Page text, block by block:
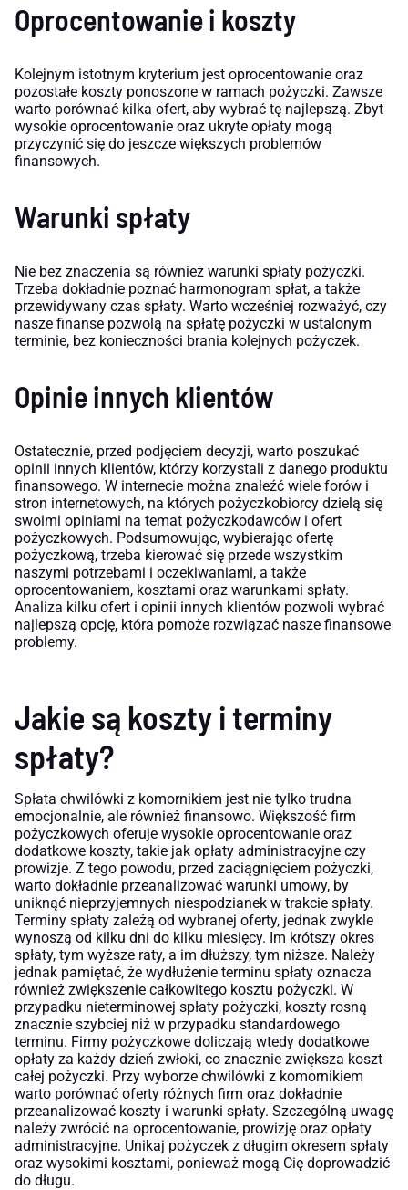
Oprocentowanie i koszty
Kolejnym istotnym kryterium jest oprocentowanie oraz
pozostałe koszty ponoszone w ramach pożyczki. Zawsze
warto porównać kilka ofert, aby wybrać tę najlepszą. Zbyt
wysokie oprocentowanie oraz ukryte opłaty mogą
przyczynić się do jeszcze większych problemów
finansowych.
Warunki spłaty
Nie bez znaczenia są również warunki spłaty pożyczki.
Trzeba dokładnie poznać harmonogram spłat, a także
przewidywany czas spłaty. Warto wcześniej rozważyć, czy
nasze finanse pozwolą na spłatę pożyczki w ustalonym
terminie, bez konieczności brania kolejnych pożyczek.
Opinie innych klientów
Ostatecznie, przed podjęciem decyzji, warto poszukać
opinii innych klientów, którzy korzystali z danego produktu
finansowego. W internecie można znaleźć wiele forów i
stron internetowych, na których pożyczkobiorcy dzielą się
swoimi opiniami na temat pożyczkodawców i ofert
pożyczkowych. Podsumowując, wybierając ofertę
pożyczkową, trzeba kierować się przede wszystkim
naszymi potrzebami i oczekiwaniami, a także
oprocentowaniem, kosztami oraz warunkami spłaty.
Analiza kilku ofert i opinii innych klientów pozwoli wybrać
najlepszą opcję, która pomoże rozwiązać nasze finansowe
problemy.
Jakie są koszty i terminy
spłaty?
Spłata chwilówki z komornikiem jest nie tylko trudna
emocjonalnie, ale również finansowo. Większość firm
pożyczkowych oferuje wysokie oprocentowanie oraz
dodatkowe koszty, takie jak opłaty administracyjne czy
prowizje. Z tego powodu, przed zaciągnięciem pożyczki,
warto dokładnie przeanalizować warunki umowy, by
uniknąć nieprzyjemnych niespodzianek w trakcie spłaty.
Terminy spłaty zależą od wybranej oferty, jednak zwykle
wynoszą od kilku dni do kilku miesięcy. Im krótszy okres
spłaty, tym wyższe raty, a im dłuższy, tym niższe. Należy
jednak pamiętać, że wydłużenie terminu spłaty oznacza
również zwiększenie całkowitego kosztu pożyczki. W
przypadku nieterminowej spłaty pożyczki, koszty rosną
znacznie szybciej niż w przypadku standardowego
terminu. Firmy pożyczkowe doliczają wtedy dodatkowe
opłaty za każdy dzień zwłoki, co znacznie zwiększa koszt
całej pożyczki. Przy wyborze chwilówki z komornikiem
warto porównać oferty różnych firm oraz dokładnie
przeanalizować koszty i warunki spłaty. Szczególną uwagę
należy zwrócić na oprocentowanie, prowizję oraz opłaty
administracyjne. Unikaj pożyczek z długim okresem spłaty
oraz wysokimi kosztami, ponieważ mogą Cię doprowadzić
do długu.